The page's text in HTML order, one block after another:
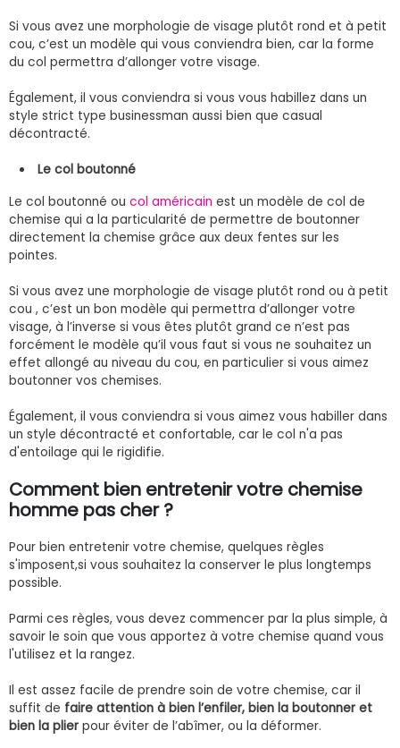
Si vous avez une morphologie de visage plutôt rond et à petit
cou, c’est un modèle qui vous conviendra bien, car la forme
du col permettra d’allonger votre visage.
Également, il vous conviendra si vous vous habillez dans un
style strict type businessman aussi bien que casual
décontracté.
Le col boutonné
Le col boutonné ou col américain est un modèle de col de
chemise qui a la particularité de permettre de boutonner
directement la chemise grâce aux deux fentes sur les
pointes.
Si vous avez une morphologie de visage plutôt rond ou à petit
cou , c’est un bon modèle qui permettra d’allonger votre
visage, à l’inverse si vous êtes plutôt grand ce n’est pas
forcément le modèle qu’il vous faut si vous ne souhaitez un
effet allongé au niveau du cou, en particulier si vous aimez
boutonner vos chemises.
Également, il vous conviendra si vous aimez vous habiller dans
un style décontracté et confortable, car le col n'a pas
d'entoilage qui le rigidifie.
Comment bien entretenir votre chemise
homme pas cher?
Pour bien entretenir votre chemise, quelques règles
s'imposent,si vous souhaitez la conserver le plus longtemps
possible.
Parmi ces règles, vous devez commencer par la plus simple, à
savoir le soin que vous apportez à votre chemise quand vous
l'utilisez et la rangez.
Il est assez facile de prendre soin de votre chemise, car il
suffit de faire attention à bien l’enfiler, bien la boutonner et
bien la plier pour éviter de l’abîmer, ou la déformer.